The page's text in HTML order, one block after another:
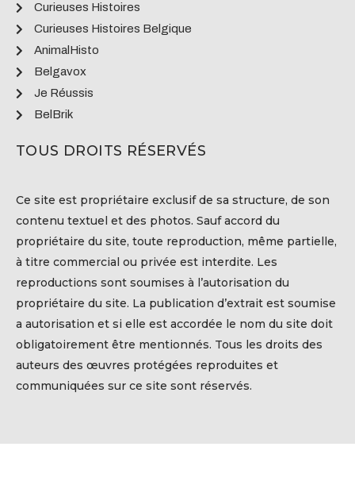
Curieuses Histoires
Curieuses Histoires Belgique
AnimalHisto
Belgavox
Je Réussis
BelBrik
TOUS DROITS RÉSERVÉS
Ce site est propriétaire exclusif de sa structure, de son
contenu textuel et des photos. Sauf accord du
propriétaire du site, toute reproduction, même partielle,
à titre commercial ou privée est interdite. Les
reproductions sont soumises à l’autorisation du
propriétaire du site. La publication d’extrait est soumise
a autorisation et si elle est accordée le nom du site doit
obligatoirement être mentionnés. Tous les droits des
auteurs des œuvres protégées reproduites et
communiquées sur ce site sont réservés.